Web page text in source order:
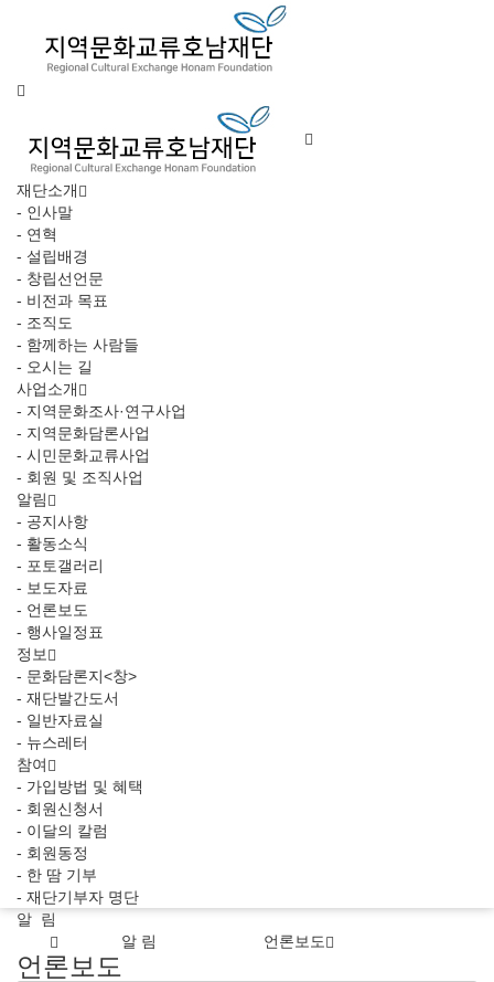
재단소개
- 인사말
- 연혁
- 설립배경
- 창립선언문
- 비전과 목표
- 조직도
- 함께하는 사람들
- 오시는 길
사업소개
- 지역문화조사·연구사업
- 지역문화담론사업
- 시민문화교류사업
- 회원 및 조직사업
알림
- 공지사항
- 활동소식
- 포토갤러리
- 보도자료
- 언론보도
- 행사일정표
정보
- 문화담론지<창>
- 재단발간도서
- 일반자료실
- 뉴스레터
참여
- 가입방법 및 혜택
- 회원신청서
- 이달의 칼럼
- 회원동정
- 한 땀 기부
- 재단기부자 명단
알 림
알 림
언론보도
언론보도